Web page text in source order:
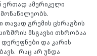
ერთად ამერიკელი
თავად გრემის ცხრაგზის
მსგავსი თხრობაა
და კარის
რაც არ უნდა